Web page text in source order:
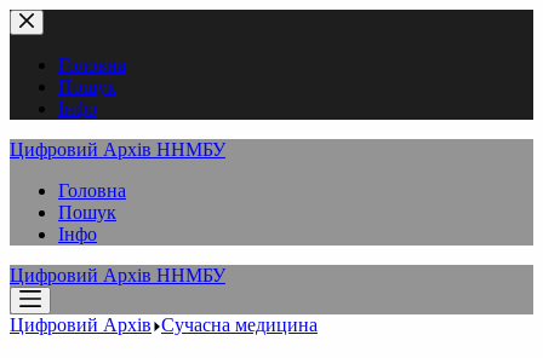
Перейти
до
вмістуГоловна
Пошук
Інфо
Цифровий Архів ННМБУ
Головна
Пошук
Інфо
Цифровий Архів ННМБУ
Цифровий Архів Сучасна медицина